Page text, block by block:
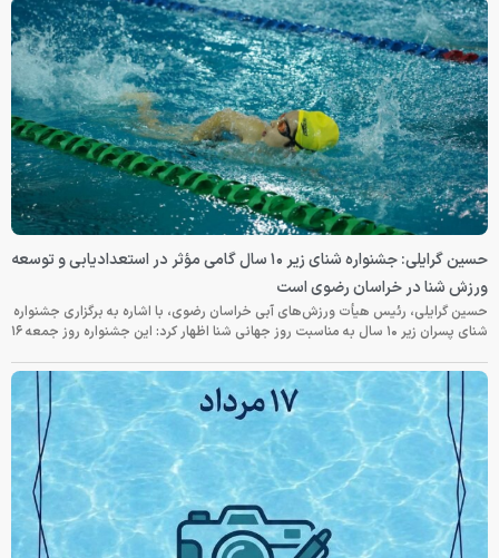
حسین گرایلی: جشنواره شنای زیر ۱۰ سال گامی مؤثر در استعدادیابی و توسعه
ورزش شنا در خراسان رضوی است
حسین گرایلی، رئیس هیأت ورزش‌های آبی خراسان رضوی، با اشاره به برگزاری جشنواره
شنای پسران زیر ۱۰ سال به مناسبت روز جهانی شنا اظهار کرد: این جشنواره روز جمعه‌ ۱۶